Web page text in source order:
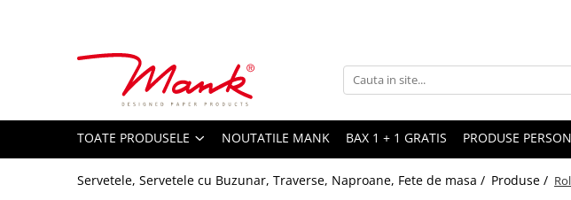
Toate Produsele
IMPRIMEU
SERVETELE FESTIVE
TOATE PRODUSELE NOUTATILE MANK BAX 1 + 1 GRATIS PRODUSE
Servetele, Servetele cu Buzunar, Traverse, Naproane, Fete de masa / Produse /